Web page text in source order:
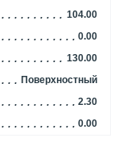
104.00
0.00
130.00
Поверхностный
2.30
0.00